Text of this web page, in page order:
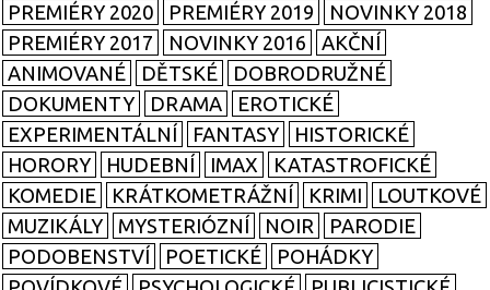
PREMIÉRY 2020
PREMIÉRY 2019
NOVINKY 2018
PREMIÉRY 2017
NOVINKY 2016
AKČNÍ
ANIMOVANÉ
DĚTSKÉ
DOBRODRUŽNÉ
DOKUMENTY
DRAMA
EROTICKÉ
EXPERIMENTÁLNÍ
FANTASY
HISTORICKÉ
HORORY
HUDEBNÍ IMAX
KATASTROFICKÉ
KOMEDIE
KRÁTKOMETRÁŽNÍ KRIMI
LOUTKOVÉ
MUZIKÁLY
MYSTERIÓZNÍ NOIR
PARODIE
PODOBENSTVÍ
POETICKÉ
POHÁDKY